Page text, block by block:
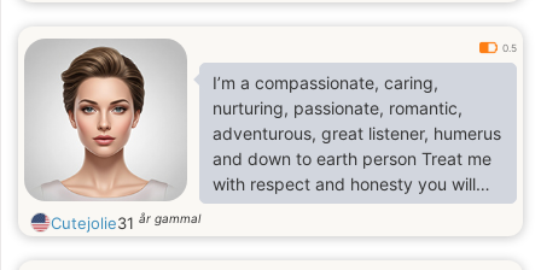
0.5
I’m a compassionate, caring,
nurturing, passionate, romantic,
adventurous, great listener, humerus
and down to earth person Treat me
with respect and honesty you will
receive the same in return. Prefer to
meet face to face in person to see
Cutejolie31 år gammal